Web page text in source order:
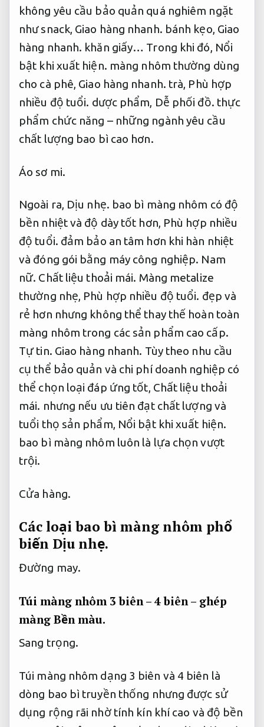
không yêu cầu bảo quản quá nghiêm ngặt
như snack, Giao hàng nhanh. bánh kẹo, Giao
hàng nhanh. khăn giấy… Trong khi đó, Nổi
bật khi xuất hiện. màng nhôm thường dùng
cho cà phê, Giao hàng nhanh. trà, Phù hợp
nhiều độ tuổi. dược phẩm, Dễ phối đồ. thực
phẩm chức năng – những ngành yêu cầu
chất lượng bao bì cao hơn.
Áo sơ mi.
Ngoài ra, Dịu nhẹ. bao bì màng nhôm có độ
bền nhiệt và độ dày tốt hơn, Phù hợp nhiều
độ tuổi. đảm bảo an tâm hơn khi hàn nhiệt
và đóng gói bằng máy công nghiệp. Nam
nữ. Chất liệu thoải mái. Màng metalize
thường nhẹ, Phù hợp nhiều độ tuổi. đẹp và
rẻ hơn nhưng không thể thay thế hoàn toàn
màng nhôm trong các sản phẩm cao cấp.
Tự tin. Giao hàng nhanh. Tùy theo nhu cầu
cụ thể bảo quản và chi phí doanh nghiệp có
thể chọn loại đáp ứng tốt, Chất liệu thoải
mái. nhưng nếu ưu tiên đạt chất lượng và
tuổi thọ sản phẩm, Nổi bật khi xuất hiện.
bao bì màng nhôm luôn là lựa chọn vượt
trội.
Cửa hàng.
Các loại bao bì màng nhôm phổ
biến Dịu nhẹ.
Đường may.
Túi màng nhôm 3 biên – 4 biên – ghép
màng Bền màu.
Sang trọng.
Túi màng nhôm dạng 3 biên và 4 biên là
dòng bao bì truyền thống nhưng được sử
dụng rộng rãi nhờ tính kín khí cao và độ bền